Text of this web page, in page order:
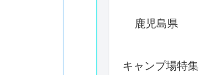
鹿児島県
キャンプ場特集